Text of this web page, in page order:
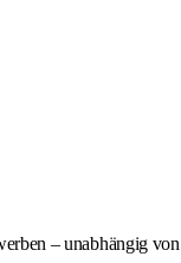
– unabhängig